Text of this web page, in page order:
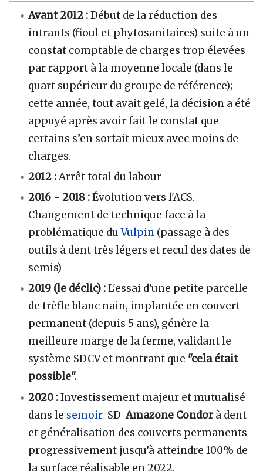
Avant 2012 :Début de la réduction des
intrants (fioul et phytosanitaires) suite à un
constat comptable de charges trop élevées
par rapport à la moyenne locale (dans le
quart supérieur du groupe de référence);
cette année, tout avait gelé, la décision a été
appuyé après avoir fait le constat que
certains s’en sortait mieux avec moins de
charges.
2012 :Arrêt total du labour
2016 - 2018 :Évolution vers l'ACS.
Changement de technique face à la
problématique duVulpin (passage à des
outils à dent très légers et recul des dates de
semis)
2019 (le déclic) :L'essai d'une petite parcelle
de trèfle blanc nain, implantée en couvert
permanent (depuis 5 ans), génère la
meilleure marge de la ferme, validant le
système SDCV et montrant que "cela était
possible".
2020 :Investissement majeur et mutualisé
dans le semoir SDAmazone Condorà dent
et généralisation des couverts permanents
progressivement jusqu’à atteindre 100% de
la surface réalisable en 2022.